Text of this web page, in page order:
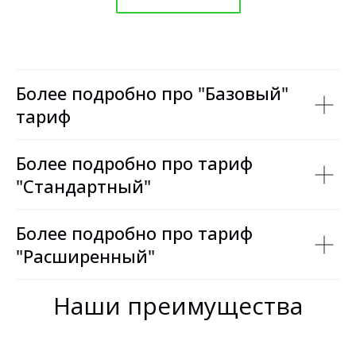
Более подробно про "Базовый"
тариф
Более подробно про тариф
"Стандартный"
Более подробно про тариф
"Расширенный"
Наши преимущества